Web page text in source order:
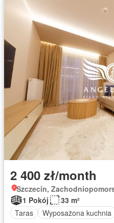
2 400 zł/month
Szczecin,
1 Pokój
33 m²
Taras
Wyposażona kuchnia